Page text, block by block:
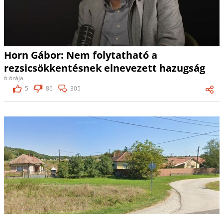
Horn Gábor: Nem folytatható a
rezsicsökkentésnek elnevezett hazugság
6 órája
5
86 305